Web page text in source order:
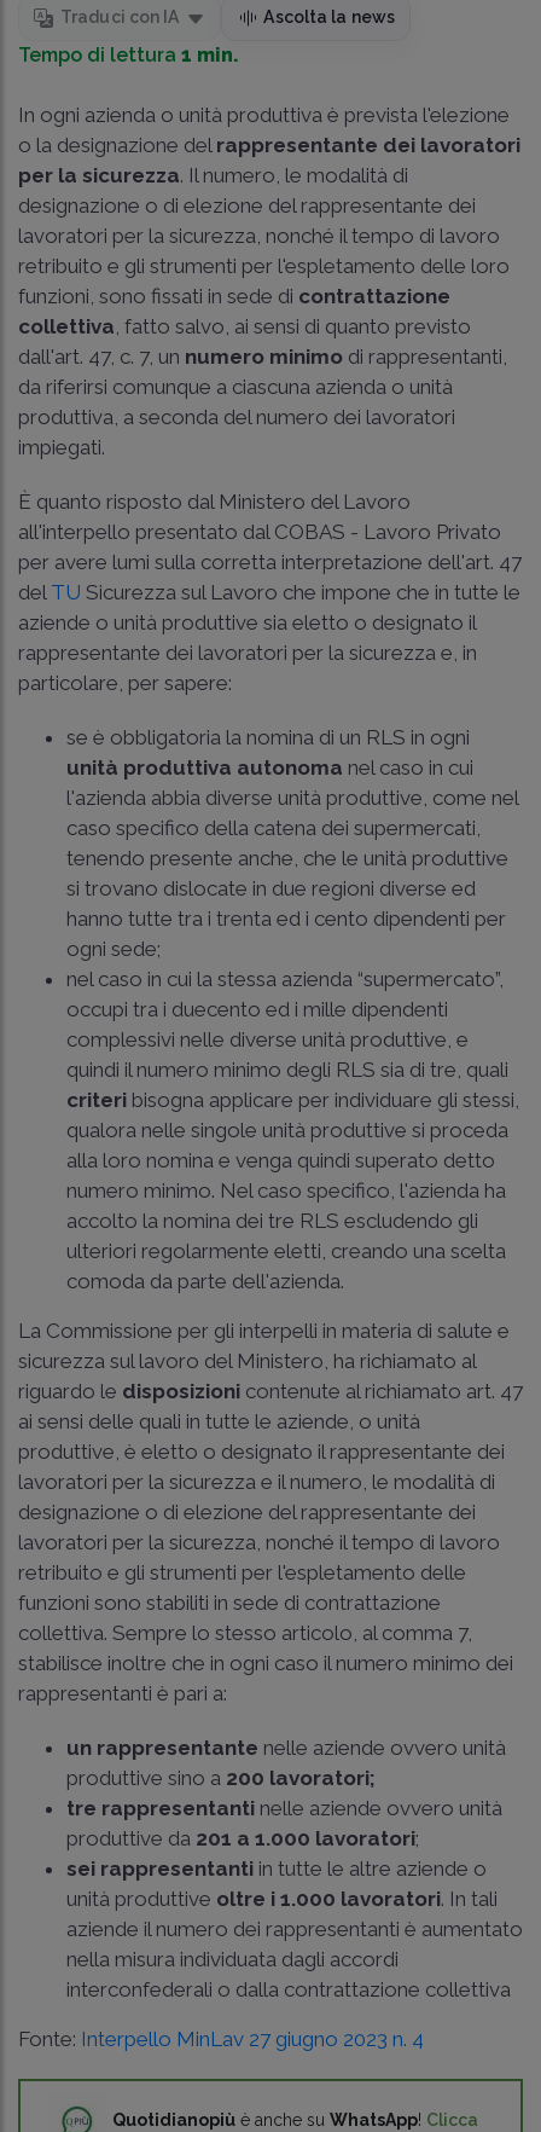
Traduci con IA Ascolta la news
Tempo di lettura 1 min.
In ogni azienda o unità produttiva è prevista l'elezione
o la designazione del rappresentante dei lavoratori
per la sicurezza. Il numero, le modalità di
designazione o di elezione del rappresentante dei
lavoratori per la sicurezza, nonché il tempo di lavoro
retribuito e gli strumenti per l'espletamento delle loro
funzioni, sono fissati in sede di contrattazione
collettiva, fatto salvo, ai sensi di quanto previsto
dall'art. 47, c. 7, un numero minimo di rappresentanti,
da riferirsi comunque a ciascuna azienda o unità
produttiva, a seconda del numero dei lavoratori
impiegati.
È quanto risposto dal Ministero del Lavoro
all'interpello presentato dal COBAS - Lavoro Privato
per avere lumi sulla corretta interpretazione dell'art. 47
del TU Sicurezza sul Lavoro che impone che in tutte le
aziende o unità produttive sia eletto o designato il
rappresentante dei lavoratori per la sicurezza e, in
particolare, per sapere:
se è obbligatoria la nomina di un RLS in ogni
unità produttiva autonoma nel caso in cui
l'azienda abbia diverse unità produttive, come nel
caso specifico della catena dei supermercati,
tenendo presente anche, che le unità produttive
si trovano dislocate in due regioni diverse ed
hanno tutte tra i trenta ed i cento dipendenti per
ogni sede;
nel caso in cui la stessa azienda “supermercato”,
occupi tra i duecento ed i mille dipendenti
complessivi nelle diverse unità produttive, e
quindi il numero minimo degli RLS sia di tre, quali
criteri bisogna applicare per individuare gli stessi,
qualora nelle singole unità produttive si proceda
alla loro nomina e venga quindi superato detto
numero minimo. Nel caso specifico, l'azienda ha
accolto la nomina dei tre RLS escludendo gli
ulteriori regolarmente eletti, creando una scelta
comoda da parte dell'azienda.
La Commissione per gli interpelli in materia di salute e
sicurezza sul lavoro del Ministero, ha richiamato al
riguardo le disposizioni contenute al richiamato art. 47
ai sensi delle quali in tutte le aziende, o unità
produttive, è eletto o designato il rappresentante dei
lavoratori per la sicurezza e il numero, le modalità di
designazione o di elezione del rappresentante dei
lavoratori per la sicurezza, nonché il tempo di lavoro
retribuito e gli strumenti per l'espletamento delle
funzioni sono stabiliti in sede di contrattazione
collettiva. Sempre lo stesso articolo, al comma 7,
stabilisce inoltre che in ogni caso il numero minimo dei
rappresentanti è pari a:
un rappresentante nelle aziende ovvero unità
produttive sino a 200 lavoratori;
tre rappresentanti nelle aziende ovvero unità
produttive da 201 a 1.000 lavoratori;
sei rappresentanti in tutte le altre aziende o
unità produttive oltre i 1.000 lavoratori. In tali
aziende il numero dei rappresentanti è aumentato
nella misura individuata dagli accordi
interconfederali o dalla contrattazione collettiva
Fonte: Interpello MinLav 27 giugno 2023 n. 4
Quotidianopiù è anche su WhatsApp! Clicca